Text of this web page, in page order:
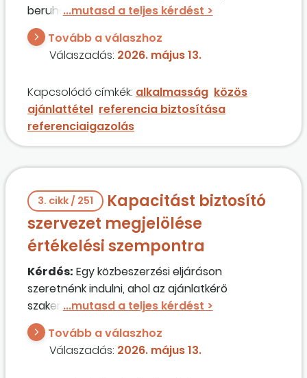
beruházásra. Az egyik közös ajánlattevőnk két
tagból áll, ahol a két tag egymás részére
kiállított egy-egy referenciaigazolást csatolt a
referenciakövetelmény teljesítésének
referenciát a saját maguknak kiállított
referenciaigazolással?
Tovább a válaszhoz
Válaszadás: 2026. május 13.
Kapcsolódó címkék: alkalmasság közös
ajánlattétel referencia biztosítása
referenciaigazolás
3. cikk / 251
Kapacitást biztosító
szervezet megjelölése
értékelési szempontra
Kérdés: Egy közbeszerzési eljáráson
szeretnénk indulni, ahol az ajánlatkérő
szakembert jelölt meg értékelési szempontként.
Nekünk sajnos nincs saját szakemberünk, ezért
külső egyéni vállalkozóval oldanánk meg. A
szakember-értékelési szempontra is
Tovább a válaszhoz
Válaszadás: 2026. május 13.